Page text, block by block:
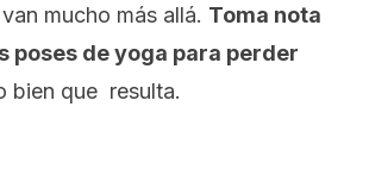
mucho más allá. Toma nota
poses de yoga para perder
bien que resulta.